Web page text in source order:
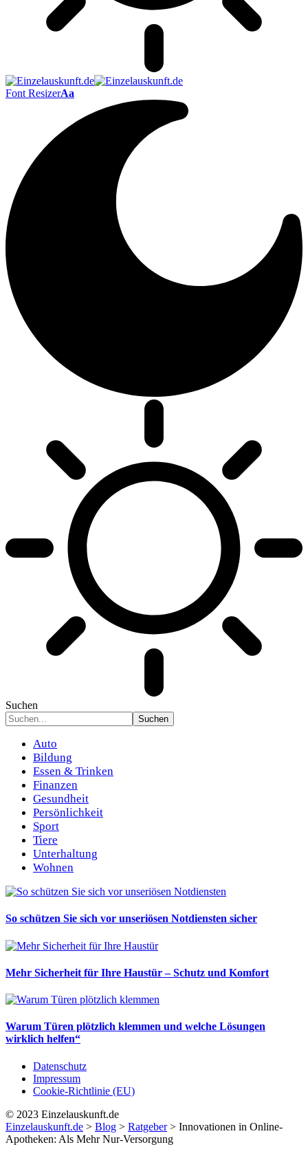
Font ResizerAa
Suchen
Auto
Bildung
Essen & Trinken
Finanzen
Gesundheit
Persönlichkeit
Sport
Tiere
Unterhaltung
Wohnen
So schützen Sie sich vor unseriösen Notdiensten sicher
Mehr Sicherheit für Ihre Haustür – Schutz und Komfort
Warum Türen plötzlich klemmen und welche Lösungen
wirklich helfen“
Datenschutz
Impressum
Cookie-Richtlinie (EU)
© 2023 Einzelauskunft.de
Einzelauskunft.de > Blog > Ratgeber> Innovationen in Online-
Apotheken: Als Mehr Nur-Versorgung